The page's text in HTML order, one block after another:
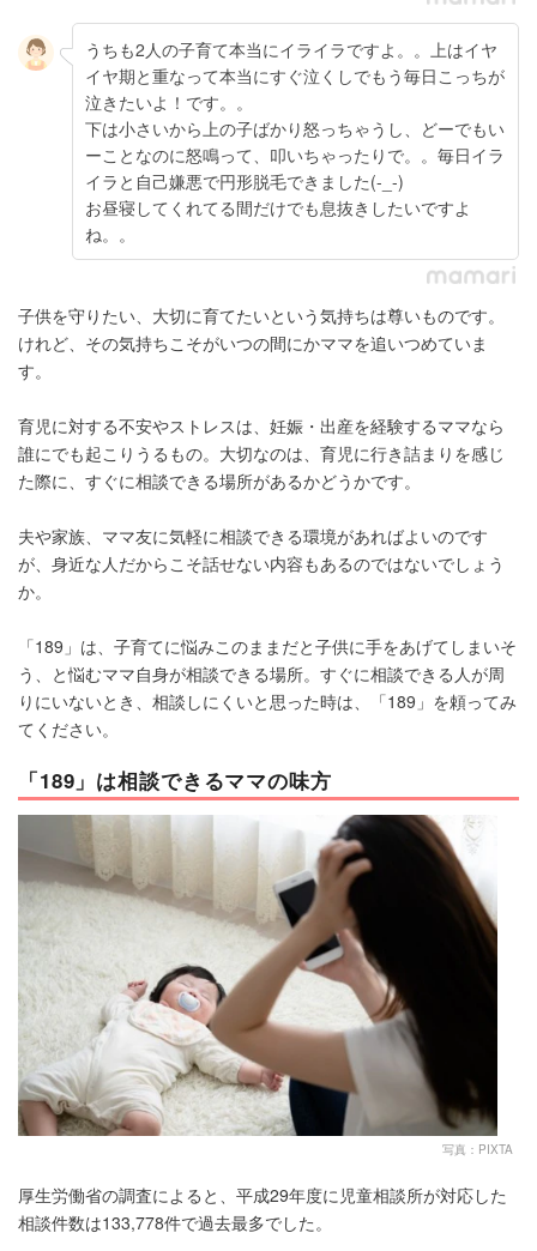
うちも2人の子育て本当にイライラですよ。。上はイヤ
イヤ期と重なって本当にすぐ泣くしでもう毎日こっちが
泣きたいよ！です。。
下は小さいから上の子ばかり怒っちゃうし、どーでもい
ーことなのに怒鳴って、叩いちゃったりで。。毎日イラ
イラと自己嫌悪で円形脱毛できました(-_-)
お昼寝してくれてる間だけでも息抜きしたいですよ
ね。。
子供を守りたい、大切に育てたいという気持ちは尊いものです。
けれど、その気持ちこそがいつの間にかママを追いつめていま
す。
育児に対する不安やストレスは、妊娠・出産を経験するママなら
誰にでも起こりうるもの。大切なのは、育児に行き詰まりを感じ
た際に、すぐに相談できる場所があるかどうかです。
夫や家族、ママ友に気軽に相談できる環境があればよいのです
が、身近な人だからこそ話せない内容もあるのではないでしょう
か。
「189」は、子育てに悩みこのままだと子供に手をあげてしまいそ
う、と悩むママ自身が相談できる場所。すぐに相談できる人が周
りにいないとき、相談しにくいと思った時は、「189」を頼ってみ
てください。
「189」は相談できるママの味方
写真：PIXTA
厚生労働省の調査によると、平成29年度に児童相談所が対応した
相談件数は133,778件で過去最多でした。